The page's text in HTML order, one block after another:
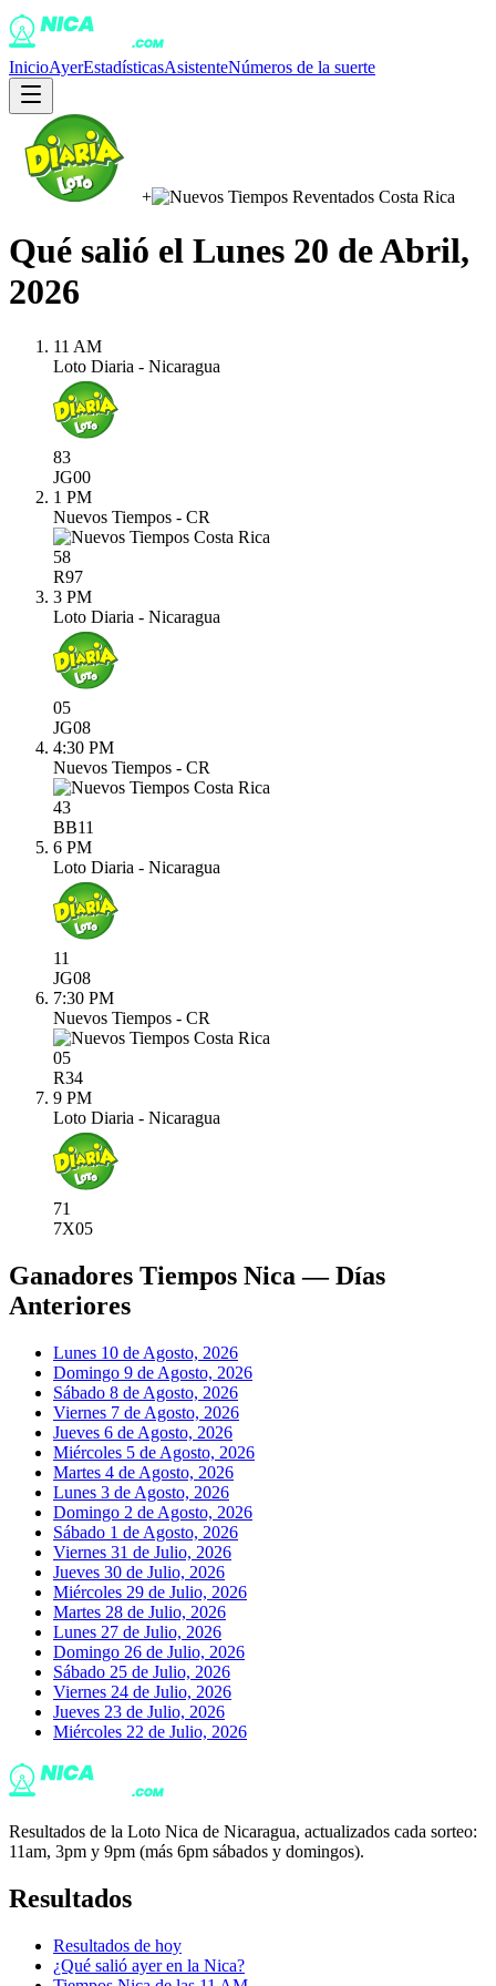
InicioAyerEstadísticasAsistenteNúmeros de la suerte
+
Qué salió el Lunes 20 de Abril,
2026
11 AM
Loto Diaria - Nicaragua
83
JG00
1 PM
Nuevos Tiempos - CR
58
R97
3 PM
Loto Diaria - Nicaragua
05
JG08
4:30 PM
Nuevos Tiempos - CR
43
BB11
6 PM
Loto Diaria - Nicaragua
11
JG08
7:30 PM
Nuevos Tiempos - CR
05
R34
9 PM
Loto Diaria - Nicaragua
71
7X05
Ganadores Tiempos Nica — Días
Anteriores
Lunes 10 de Agosto, 2026
Domingo 9 de Agosto, 2026
Sábado 8 de Agosto, 2026
Viernes 7 de Agosto, 2026
Jueves 6 de Agosto, 2026
Miércoles 5 de Agosto, 2026
Martes 4 de Agosto, 2026
Lunes 3 de Agosto, 2026
Domingo 2 de Agosto, 2026
Sábado 1 de Agosto, 2026
Viernes 31 de Julio, 2026
Jueves 30 de Julio, 2026
Miércoles 29 de Julio, 2026
Martes 28 de Julio, 2026
Lunes 27 de Julio, 2026
Domingo 26 de Julio, 2026
Sábado 25 de Julio, 2026
Viernes 24 de Julio, 2026
Jueves 23 de Julio, 2026
Miércoles 22 de Julio, 2026
Resultados de la Loto Nica de Nicaragua, actualizados cada sorteo:
11am, 3pm y 9pm (más 6pm sábados y domingos).
Resultados
Resultados de hoy
¿Qué salió ayer en la Nica?